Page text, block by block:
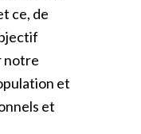
ce, de
notre
et
et